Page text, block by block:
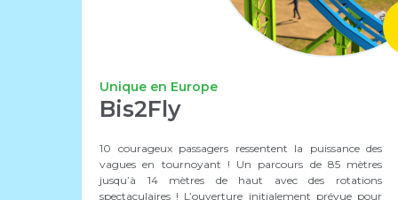
Unique en Europe
Bis2Fly
10 courageux passagers ressentent la puissance des
vagues en tournoyant ! Un parcours de 85 mètres
jusqu’à 14 mètres de haut avec des rotations
spectaculaires ! L’ouverture initialement prévue pour
Les Toucans
Odysseus
La Ronde des Ecureuils
Les Rivières de l'Ouest
La Grande Roue
Woodside 66
Canad'R
Alpine Coaster
Aéroplanes
Petites Chaises Volantes
Rivière des Tonneaux
Montgolfières
Carrousel
Grand Galop
Tyrolienne
Vertingo
Nautic Jet
Escadrille
Déval'Train
Luge d'été
Boomerang